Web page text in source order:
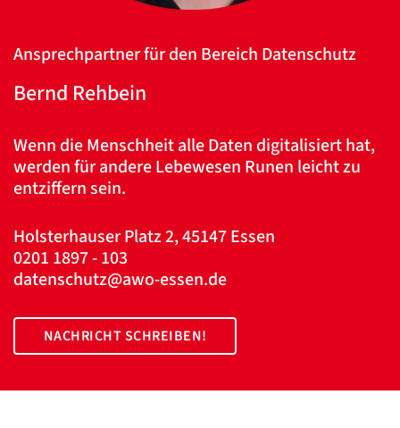
Ansprechpartner für den Bereich Datenschutz
Bernd Rehbein
Wenn die Menschheit alle Daten digitalisiert hat,
werden für andere Lebewesen Runen leicht zu
entziffern sein.
Holsterhauser Platz 2, 45147 Essen
0201 1897 - 103
datenschutz@awo-essen.de
NACHRICHT SCHREIBEN!